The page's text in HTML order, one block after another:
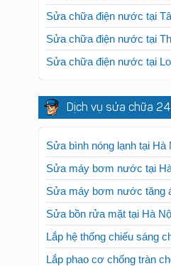
Sửa chữa điện nước tại
Sửa chữa điện nước tại
Sửa chữa điện nước tại
Dịch vụ sửa chữa
Sửa bình nóng lạnh tại Hà
Sửa máy bơm nước tại
Sửa máy bơm nước tăng
Sửa bồn rửa mặt tại Hà
Lắp hệ thống chiếu sáng
Lắp phao cơ chống tràn